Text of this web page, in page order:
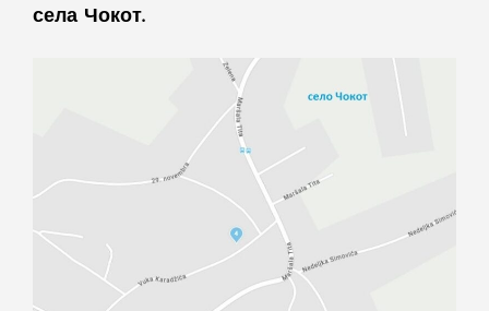
села Чокот.